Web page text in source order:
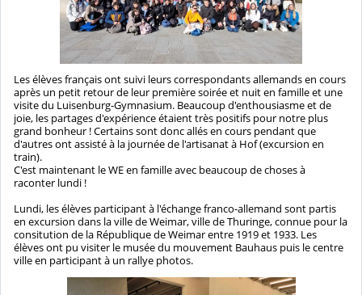
Les élèves français ont suivi leurs correspondants allemands en cours
après un petit retour de leur première soirée et nuit en famille et une
visite du Luisenburg-Gymnasium. Beaucoup d'enthousiasme et de
joie, les partages d'expérience étaient très positifs pour notre plus
grand bonheur ! Certains sont donc allés en cours pendant que
d'autres ont assisté à la journée de l'artisanat à Hof (excursion en
train).
C'est maintenant le WE en famille avec beaucoup de choses à
raconter lundi !
Lundi, les élèves participant à l'échange franco-allemand sont partis
en excursion dans la ville de Weimar, ville de Thuringe, connue pour la
consitution de la République de Weimar entre 1919 et 1933. Les
élèves ont pu visiter le musée du mouvement Bauhaus puis le centre
ville en participant à un rallye photos.